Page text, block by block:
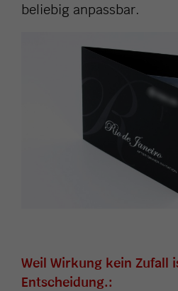
beliebig anpassbar.
Weil Wirkung kein Zufall
Entscheidung.: